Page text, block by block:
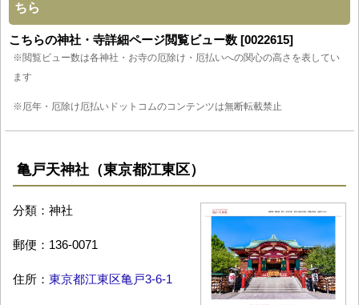
ちら
こちらの神社・寺詳細ページ閲覧ビュー数 [0022615]
※閲覧ビュー数は各神社・お寺の厄除け・厄払いへの関心の高さを表してい
ます
※厄年・厄除け厄払いドットコムのコンテンツは無断転載禁止
亀戸天神社（東京都江東区）
分類：神社
郵便：136-0071
住所： 東京都江東区亀戸3-6-1